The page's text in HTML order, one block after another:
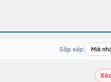
Sắp xếp: